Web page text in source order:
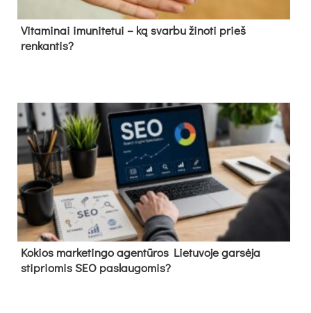
Vitaminai imunitetui – ką svarbu žinoti prieš
renkantis?
Kokios marketingo agentūros Lietuvoje garsėja
stipriomis SEO paslaugomis?